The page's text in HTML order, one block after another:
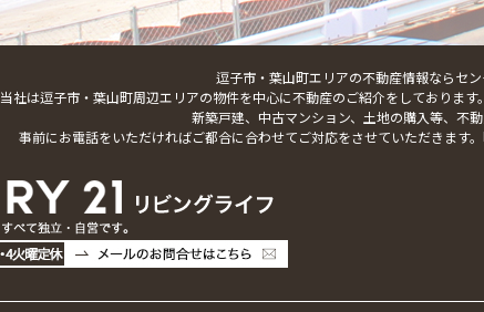
逗子市・葉山町エリアの不動産情報ならセ
当社は逗子市・葉山町周辺エリアの物件を中心に不動産のご紹介をしておりま
新築戸建、中古マンション、土地の購入等、不
事前にお電話をいただければご都合に合わせてご対応をさせていただきます